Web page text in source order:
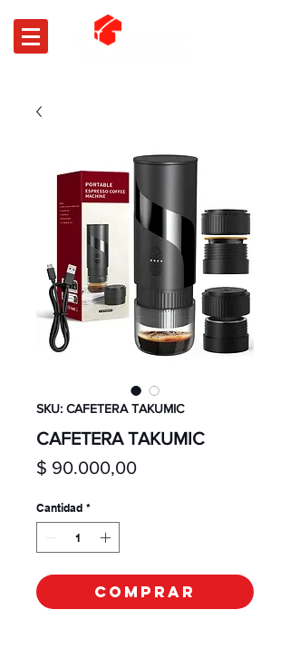
SKU: CAFETERA TAKUMIC
CAFETERA TAKUMIC
$ 90.000,00Precio
Cantidad *
Comprar